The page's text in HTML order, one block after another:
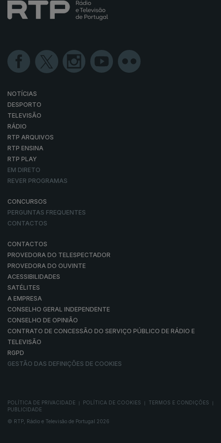
NOTÍCIAS
DESPORTO
TELEVISÃO
RÁDIO
RTP ARQUIVOS
RTP ENSINA
RTP PLAY
EM DIRETO
REVER PROGRAMAS
CONCURSOS
PERGUNTAS FREQUENTES
CONTACTOS
CONTACTOS
PROVEDORA DO TELESPECTADOR
PROVEDORA DO OUVINTE
ACESSIBILIDADES
SATÉLITES
A EMPRESA
CONSELHO GERAL INDEPENDENTE
CONSELHO DE OPINIÃO
CONTRATO DE CONCESSÃO DO SERVIÇO PÚBLICO DE RÁDIO E
TELEVISÃO
RGPD
GESTÃO DAS DEFINIÇÕES DE COOKIES
POLÍTICA DE PRIVACIDADE POLÍTICA DE COOKIES TERMOS E CONDIÇÕES
PUBLICIDADE
© RTP, Rádio e Televisão de Portugal 2026